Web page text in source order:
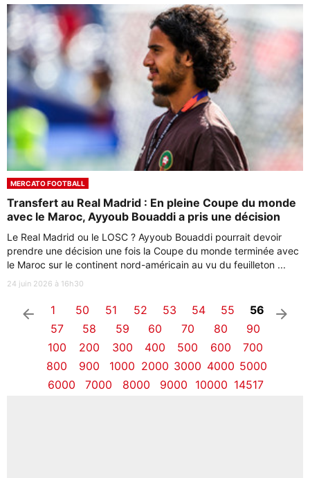
MERCATO FOOTBALL
Transfert au Real Madrid : En pleine Coupe du monde
avec le Maroc, Ayyoub Bouaddi a pris une décision
Le Real Madrid ou le LOSC ? Ayyoub Bouaddi pourrait devoir
prendre une décision une fois la Coupe du monde terminée avec
le Maroc sur le continent nord-américain au vu du feuilleton ...
24 juin 2026 à 16h30
arrow_left 1 50 51 52 53 54 55
56
57
58 59 60 70 80
90
100
200 300 400 500 600
700
800
900 1000 2000 3000 4000 5000
6000
7000 8000 9000 10000 14517
arrow_right